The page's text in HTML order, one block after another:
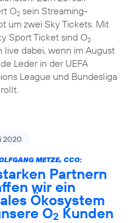
O2sein Streaming-
um zwei Sky Tickets. Mit
Sport Ticket sind O2
live dabei, wenn im August
Leder in der UEFA
League und Bundesliga
2020
METZE, CCO:
Partnern
wir ein
Ökosystem
O2 Kunden